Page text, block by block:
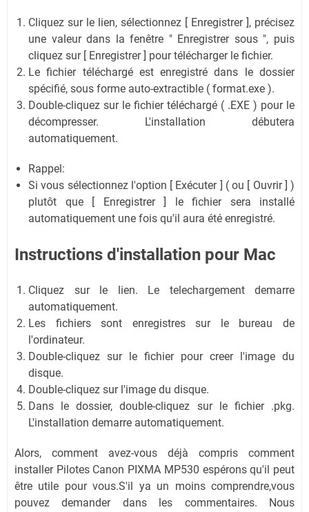
Cliquez sur le lien, sélectionnez [ Enregistrer ], précisez
une valeur dans la fenêtre " Enregistrer sous ", puis
cliquez sur [ Enregistrer ] pour télécharger le fichier.
Le fichier téléchargé est enregistré dans le dossier
spécifié, sous forme auto-extractible ( format.exe ).
Double-cliquez sur le fichier téléchargé ( .EXE ) pour le
décompresser. L'installation débutera
automatiquement.
Rappel:
Si vous sélectionnez l'option [ Exécuter ] ( ou [ Ouvrir ] )
plutôt que [ Enregistrer ] le fichier sera installé
automatiquement une fois qu'il aura été enregistré.
Instructions d'installation pour Mac
Cliquez sur le lien. Le telechargement demarre
automatiquement.
Les fichiers sont enregistres sur le bureau de
l'ordinateur.
Double-cliquez sur le fichier pour creer l'image du
disque.
Double-cliquez sur l'image du disque.
Dans le dossier, double-cliquez sur le fichier .pkg.
L'installation demarre automatiquement.
Alors, comment avez-vous déjà compris comment
installer Pilotes Canon PIXMA MP530 espérons qu'il peut
être utile pour vous.S'il ya un moins comprendre,vous
pouvez demander dans les commentaires. Nous